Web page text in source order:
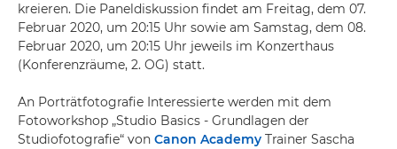
kreieren. Die Paneldiskussion findet am Freitag, dem 07.
Februar 2020, um 20:15 Uhr sowie am Samstag, dem 08.
Februar 2020, um 20:15 Uhr jeweils im Konzerthaus
(Konferenzräume, 2. OG) statt.
An Porträtfotografie Interessierte werden mit dem
Fotoworkshop „Studio Basics - Grundlagen der
Studiofotografie“ von Canon Academy Trainer Sascha